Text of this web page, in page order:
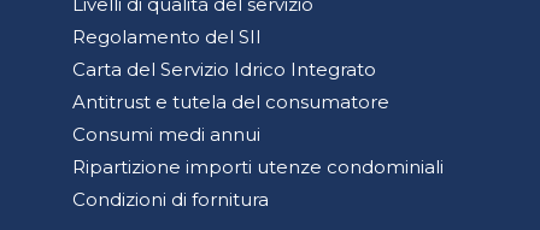
Regolamento del SII
Carta del Servizio Idrico Integrato
Antitrust e tutela del consumatore
Consumi medi annui
Ripartizione importi utenze condominiali
Condizioni di fornitura